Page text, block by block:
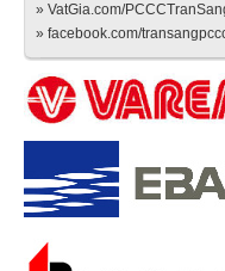
» VatGia.com/
» facebook.com/